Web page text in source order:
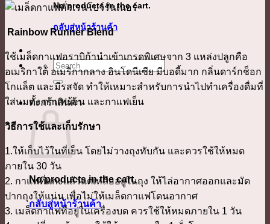
No products in the cart.
กลับสู่หน้าร้านค้า
ค้นหา:
ตะกร้าสินค้า
No products in the cart.
กลับสู่หน้าร้านค้า
Rainbow Runner Blend
ใช้เมล็ดกาแฟอราบิก้านำเข้าเกรดพิเศษจาก 3 แหล่งปลูกคือ
อเมริกาใต้ อเมริกากลาง อินโดนีเซีย มีบอดี้มาก กลิ่นดาร์กช็อก
โกแล็ต และมีรสจัด ทำให้เหมาะสำหรับการนำไปทำเครื่องดื่มที่
ใส่นมทั้ง กาแฟร้อน และกาแฟเย็น
วิธีการใช้และเก็บรักษา
1.ให้เก็บไว้ในที่เย็น โดยไม่วางถุงทับกัน และควรใช้ให้หมด
ภายใน 30 วัน
2. กาแฟที่แกะแล้วแต่เหลืออยู่ในถุง ให้ไล่อากาศออกและมัด
ปากถุงให้แน่น เพื่อไม่ให้เมล็ดกาแฟโดนอากาศ
3. เมล็ดกาแฟที่อยู่ในเครื่องบด ควรใช้ให้หมดภายใน 1 วัน